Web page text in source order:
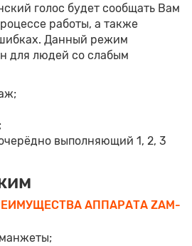
голос будет сообщать Вам
работы, а также
Данный режим
для людей со слабым
выполняющий 1, 2, 3
АППАРАТА ZAM-